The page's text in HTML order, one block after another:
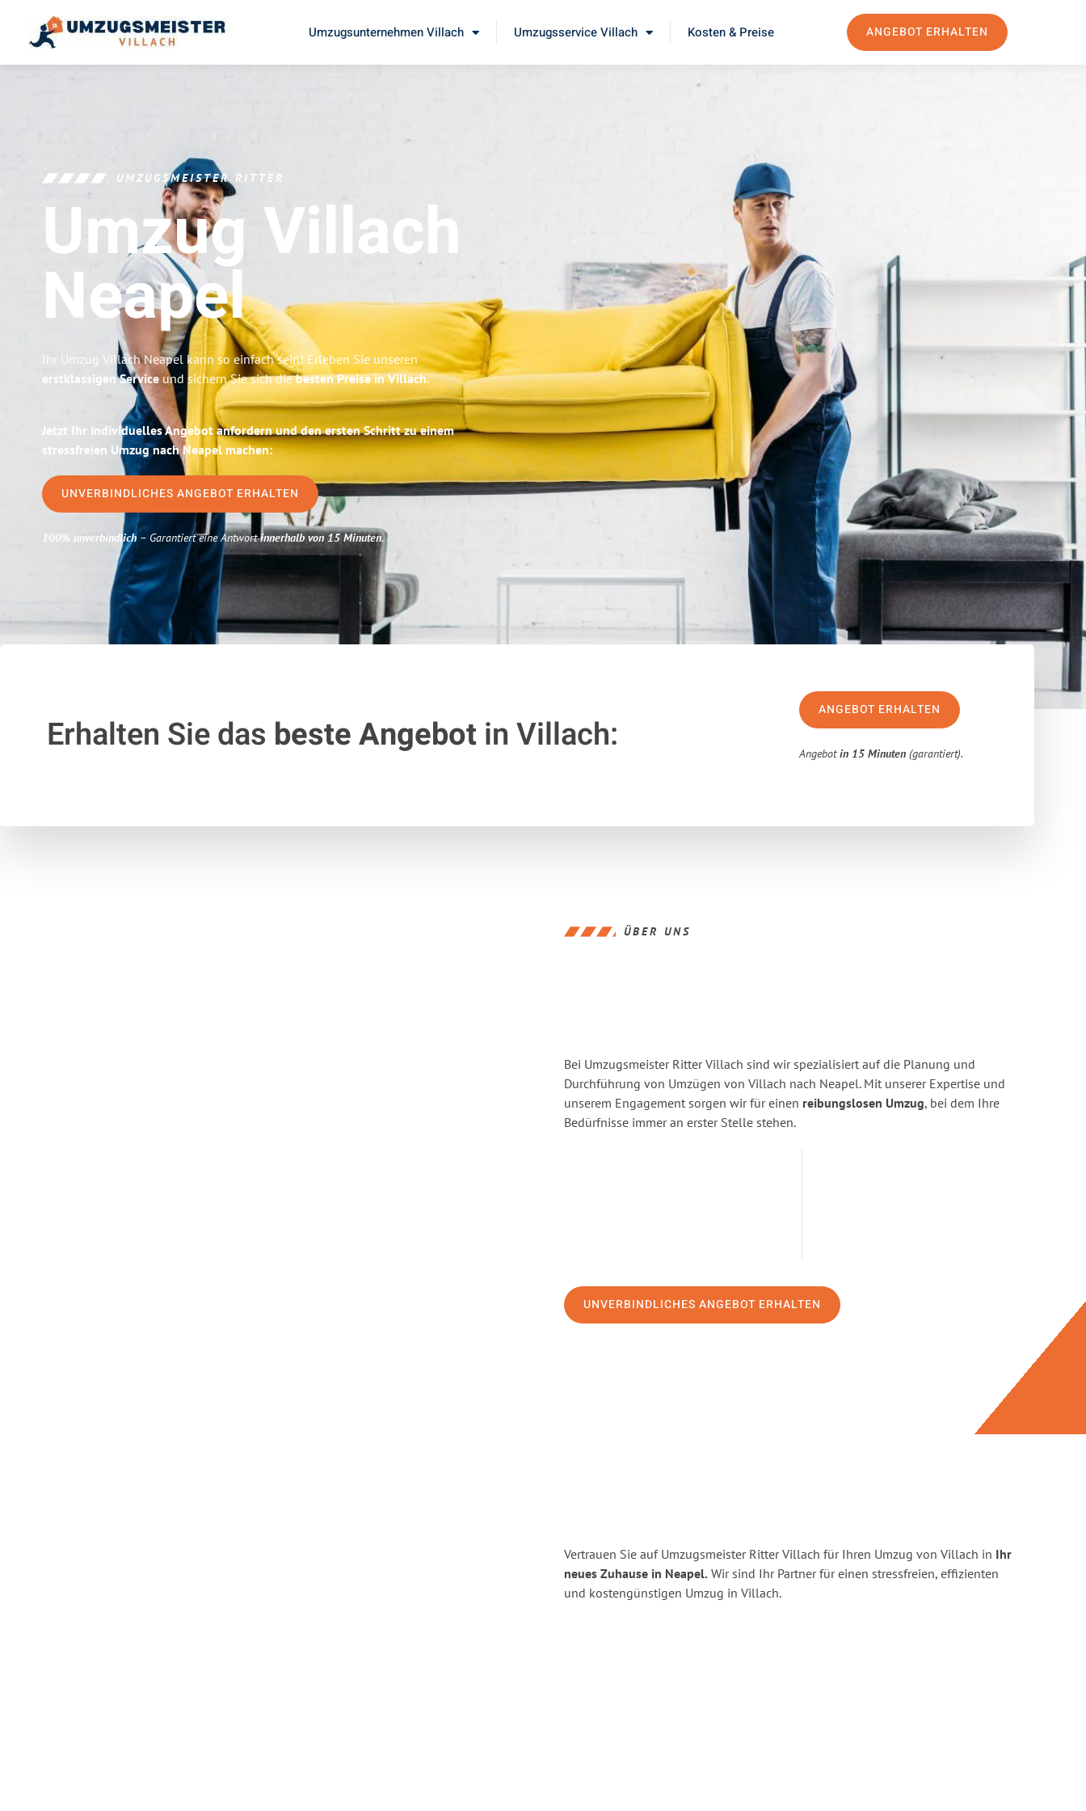
Umzugsunternehmen Villach Umzugsservice Villach Kosten & Preise ANGEBOT ERHALTEN
UMZUGSMEISTER RITTER
Umzug Villach
Neapel
Ihr Umzug Villach Neapel kann so einfach sein! Erleben Sie unseren
erstklassigen Service und sichern Sie sich diebesten Preise in Villach.
Jetzt Ihr individuelles Angebot anfordern und den ersten Schritt zu einem
stressfreien Umzug nach Neapel machen:
UNVERBINDLICHES ANGEBOT ERHALTEN
100% unverbindlich– Garantiert eine Antwortinnerhalb von 15 Minuten.
Erhalten Sie das beste Angebotin Villach:
ANGEBOT ERHALTEN
Angebotin 15 Minuten (garantiert).
ÜBER UNS
Bei Umzugsmeister Ritter Villach sind wir spezialisiert auf die Planung und
Durchführung von Umzügen von Villach nach Neapel. Mit unserer Expertise und
unserem Engagement sorgen wir für einen reibungslosen Umzug, bei dem Ihre
Bedürfnisse immer an erster Stelle stehen.
UNVERBINDLICHES ANGEBOT ERHALTEN
Vertrauen Sie auf Umzugsmeister Ritter Villach für Ihren Umzug von Villach in Ihr
neues Zuhause in Neapel. Wir sind Ihr Partner für einen stressfreien, effizienten
und kostengünstigen Umzug in Villach.